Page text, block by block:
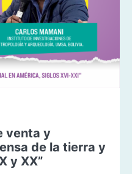
venta y
de la tierra y
y XX”